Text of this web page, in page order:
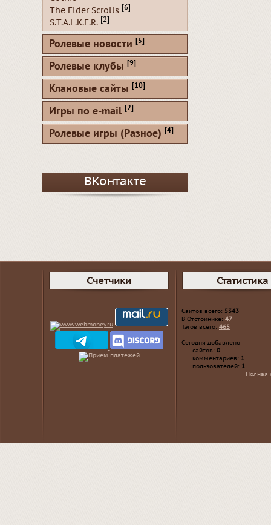
The Elder Scrolls [6]
S.T.A.L.K.E.R. [2]
Ролевые новости [5]
Ролевые клубы [9]
Клановые сайты [10]
Игры по e-mail [2]
Ролевые игры (Разное) [4]
ВКонтакте
Счетчики Статистика
Сайтов всего: 5343
В Отстойнике: 47
Тэгов всего: 465
Сегодня добавлено
...сайтов: 0
...комментариев: 1
...пользователей: 1
Полная